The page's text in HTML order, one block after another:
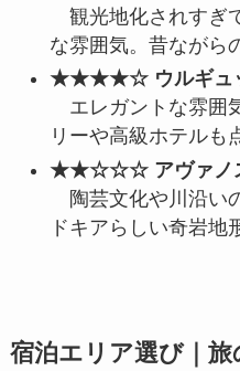
観光地化されすぎ
な雰囲気。昔ながら
★★★★☆ ウルギュ
エレガントな雰囲
リーや高級ホテルも
★★☆☆☆ アヴァノ
陶芸文化や川沿い
ドキアらしい奇岩地
宿泊エリア選び｜